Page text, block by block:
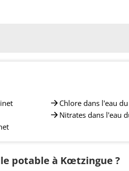
Chlore dans l'eau
Nitrates dans l'eau
potable à Kœtzingue ?